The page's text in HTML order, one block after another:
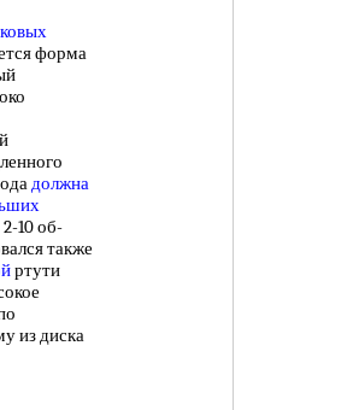
форма
должна
10 об-
также
ртути
из диска